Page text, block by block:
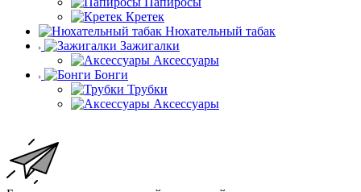
Кретек
Нюхательный табак
Зажигалки
Аксессуары
Бонги
Трубки
Аксессуары